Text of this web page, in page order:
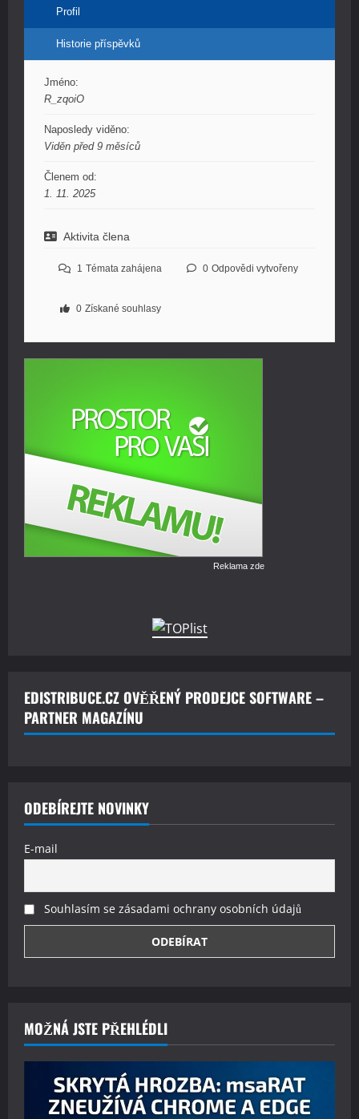
Profil
Historie příspěvků
Jméno:
R_zqoiO
Naposledy viděno:
Viděn před 9 měsíců
Členem od:
1. 11. 2025
Aktivita člena
1 Témata zahájena 0 Odpovědi vytvořeny
0 Získané souhlasy
Reklama zde
EDISTRIBUCE.CZ OVĚŘENÝ PRODEJCE SOFTWARE –
PARTNER MAGAZÍNU
ODEBÍREJTE NOVINKY
E-mail
Souhlasím se zásadami ochrany osobních údajů
MOŽNÁ JSTE PŘEHLÉDLI